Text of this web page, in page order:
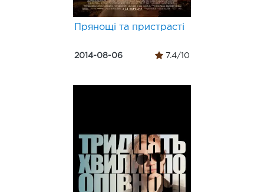
Прянощі та пристрасті
2014-08-06 7.4/10